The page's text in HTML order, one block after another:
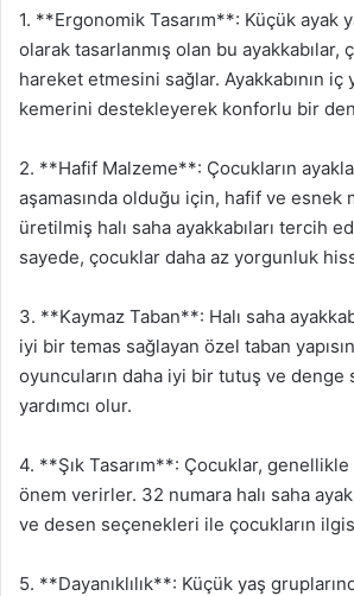
1. **Ergonomik Tasarım**: Küçük ayak
olarak tasarlanmış olan bu ayakkabılar,
hareket etmesini sağlar. Ayakkabının iç
kemerini destekleyerek konforlu bir
2. **Hafif Malzeme**: Çocukların
aşamasında olduğu için, hafif ve esnek
üretilmiş halı saha ayakkabıları tercih
sayede, çocuklar daha az yorgunluk
3. **Kaymaz Taban**: Halı saha
iyi bir temas sağlayan özel taban
oyuncuların daha iyi bir tutuş ve denge
yardımcı olur.
4. **Şık Tasarım**: Çocuklar,
önem verirler. 32 numara halı saha
ve desen seçenekleri ile çocukların
5. **Dayanıklılık**: Küçük yaş